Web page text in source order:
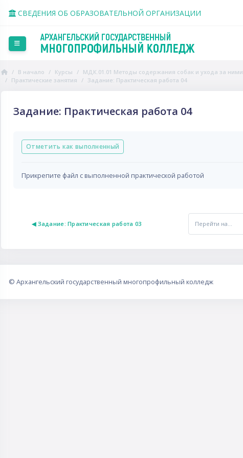
СВЕДЕНИЯ ОБ ОБРАЗОВАТЕЛЬНОЙ ОРГАНИЗАЦИИ
Боковая панель
В начало Курсы
МДК.01.01 Методы содержания собак и ухода за ними
Практические занятия
Задание: Практическая работа 04
Задание: Практическая работа 04
Отметить как выполненный
Прикрепите файл с выполненной практической работой
◀︎ Задание: Практическая работа 03 Перейти на...
© Архангельский государственный многопрофильный колледж